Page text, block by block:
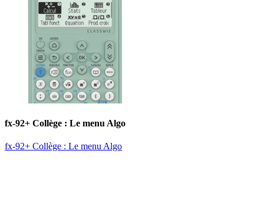
fx-92+ Collège : Le menu Algo
fx-92+ Collège : Le menu Algo